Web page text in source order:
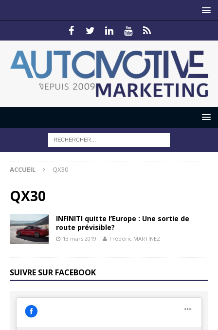
ACCUEIL QX30
QX30
INFINITI quitte l’Europe : Une sortie de
route prévisible?
13 mars 2019 Frédéric MARTINEZ
SUIVRE SUR FACEBOOK